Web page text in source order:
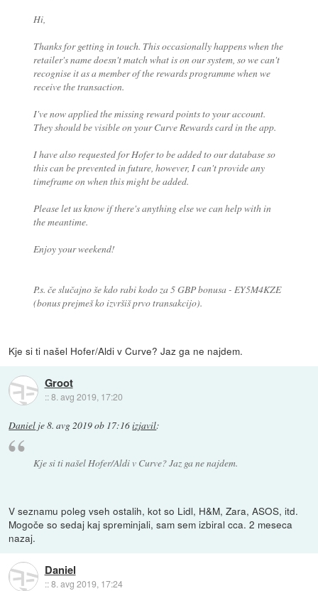
Hi,
Thanks for getting in touch. This occasionally happens when the
retailer's name doesn't match what is on our system, so we can't
recognise it as a member of the rewards programme when we
receive the transaction.
I've now applied the missing reward points to your account.
They should be visible on your Curve Rewards card in the app.
I have also requested for Hofer to be added to our database so
this can be prevented in future, however, I can't provide any
timeframe on when this might be added.
Please let us know if there's anything else we can help with in
the meantime.
Enjoy your weekend!
P.s. če slučajno še kdo rabi kodo za 5 GBP bonusa - EY5M4KZE
(bonus prejmeš ko izvršiš prvo transakcijo).
Kje si ti našel Hofer/Aldi v Curve? Jaz ga ne najdem.
Groot
::8. avg 2019, 17:20
Daniel je8. avg 2019 ob 17:16izjavil:
Kje si ti našel Hofer/Aldi v Curve? Jaz ga ne najdem.
V seznamu poleg vseh ostalih, kot so Lidl, H&M, Zara, ASOS, itd.
Mogoče so sedaj kaj spreminjali, sam sem izbiral cca. 2 meseca
nazaj.
Daniel
::8. avg 2019, 17:24